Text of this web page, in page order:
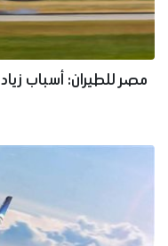
مصر للطيران: أسباب